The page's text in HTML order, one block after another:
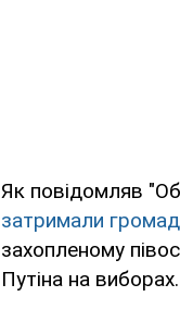
Як повідомляв
затримали
захопленому
Путіна на виборах.